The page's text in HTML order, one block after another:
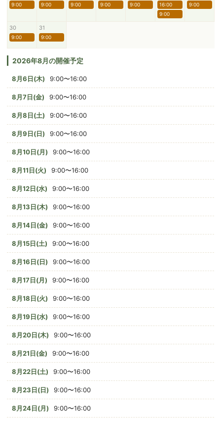
9:00 9:00 9:00 9:00 9:00
16:00
9:00
9:00
30
9:00
31
9:00
2026年8月の開催予定
8月6日(木) 9:00〜16:00
8月7日(金) 9:00〜16:00
8月8日(土) 9:00〜16:00
8月9日(日) 9:00〜16:00
8月10日(月) 9:00〜16:00
8月11日(火) 9:00〜16:00
8月12日(水) 9:00〜16:00
8月13日(木) 9:00〜16:00
8月14日(金) 9:00〜16:00
8月15日(土) 9:00〜16:00
8月16日(日) 9:00〜16:00
8月17日(月) 9:00〜16:00
8月18日(火) 9:00〜16:00
8月19日(水) 9:00〜16:00
8月20日(木) 9:00〜16:00
8月21日(金) 9:00〜16:00
8月22日(土) 9:00〜16:00
8月23日(日) 9:00〜16:00
8月24日(月) 9:00〜16:00